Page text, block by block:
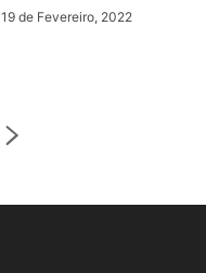
19 de Fevereiro, 2022